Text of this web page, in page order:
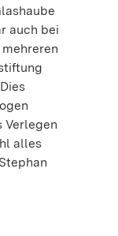
auch bei
Verlegen
alles